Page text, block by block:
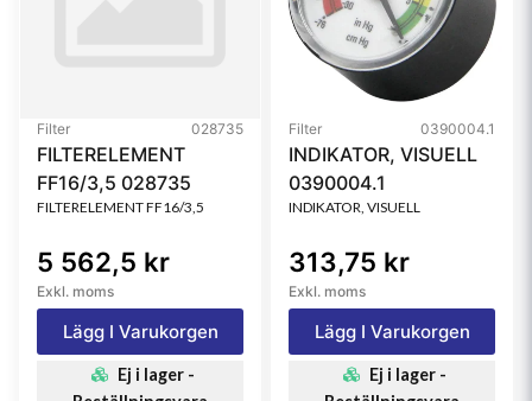
Filter 028735
FILTERELEMENT
FF16/3,5 028735
FILTERELEMENT FF16/3,5
5 562,5 kr
Exkl. moms
Lägg I Varukorgen
Ej i lager -
Filter 0390004.1
INDIKATOR, VISUELL
0390004.1
INDIKATOR, VISUELL
313,75 kr
Exkl. moms
Lägg I Varukorgen
Ej i lager -